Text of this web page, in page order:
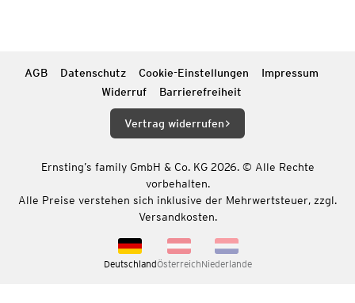
AGB Datenschutz Cookie-Einstellungen
Impressum
Widerruf
Barrierefreiheit
Vertrag widerrufen
Ernsting’s family GmbH & Co. KG 2026. © Alle Rechte
vorbehalten.
Alle Preise verstehen sich inklusive der Mehrwertsteuer, zzgl.
Versandkosten.
DeutschlandÖsterreichNiederlande